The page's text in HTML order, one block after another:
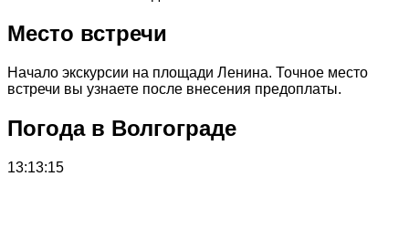
Место встречи
Начало экскурсии на площади Ленина. Точное место
встречи вы узнаете после внесения предоплаты.
Погода в Волгограде
13:13:15